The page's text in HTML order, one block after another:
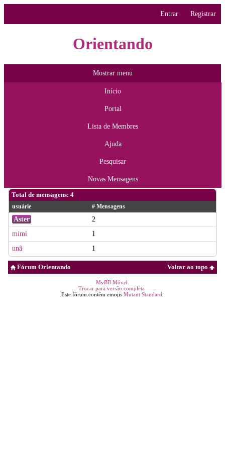
Entrar Registrar
Orientando
Mostrar menu
Início
Portal
Lista de Membres
Ajuda
Pesquisar
Novas Mensagens
Total de mensagens: 4
usuárie # Mensagens
Aster
2
mimi
1
unã
1
Voltar ao topo
Fórum Orientando
MyBB Móvel
Trocar para versão completa
Este fórum contém emojis Mutant Standard